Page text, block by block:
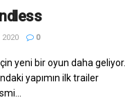
2020 0
yeni bir oyun daha geliyor.
yapımın ilk trailer